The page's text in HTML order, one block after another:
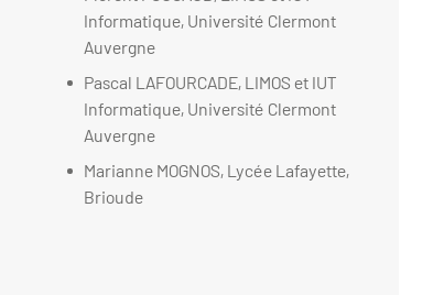
Informatique, Université Clermont
Auvergne
Pascal LAFOURCADE, LIMOS et IUT
Informatique, Université Clermont
Auvergne
Marianne MOGNOS, Lycée Lafayette,
Brioude